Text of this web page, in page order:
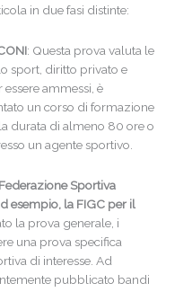
in due fasi distinte:
: Questa prova valuta le
sport, diritto privato e
ammessi, è
un corso di formazione
durata di almeno 80 ore o
un agente sportivo.
Sportiva
esempio, la FIGC per il
la prova generale, i
una prova specifica
di interesse. Ad
pubblicato bandi